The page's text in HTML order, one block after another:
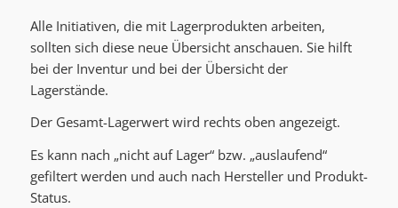
Alle Initiativen, die mit Lagerprodukten arbeiten,
sollten sich diese neue Übersicht anschauen. Sie hilft
bei der Inventur und bei der Übersicht der
Lagerstände.
Der Gesamt-Lagerwert wird rechts oben angezeigt.
Es kann nach „nicht auf Lager“ bzw. „auslaufend“
gefiltert werden und auch nach Hersteller und Produkt-
Status.